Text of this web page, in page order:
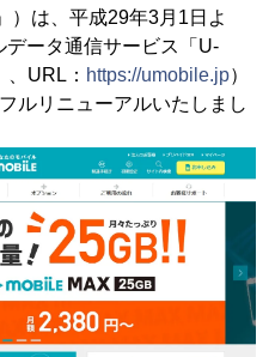
）は、平成29年3月1日よ
データ通信サービス「U-
URL： https://umobile.jp）
ルリニューアルいたしまし